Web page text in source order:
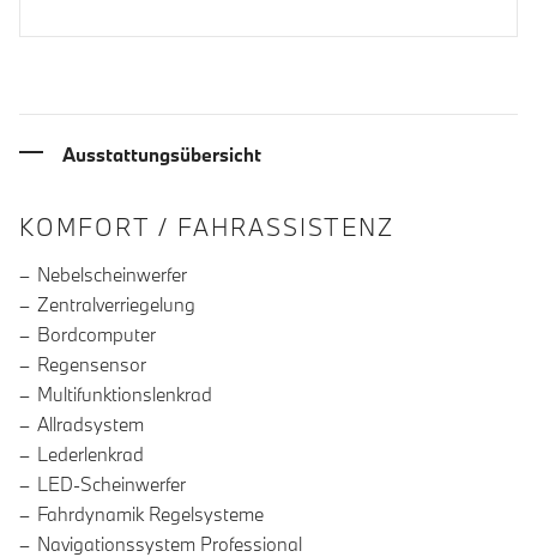
Ausstattungsübersicht
INFORMATIONEN ÜBER DIE
KOMFORT / FAHRASSISTENZ
Nebelscheinwerfer
Zentralverriegelung
Bordcomputer
Regensensor
Multifunktionslenkrad
Allradsystem
Lederlenkrad
LED-Scheinwerfer
Fahrdynamik Regelsysteme
Navigationssystem Professional